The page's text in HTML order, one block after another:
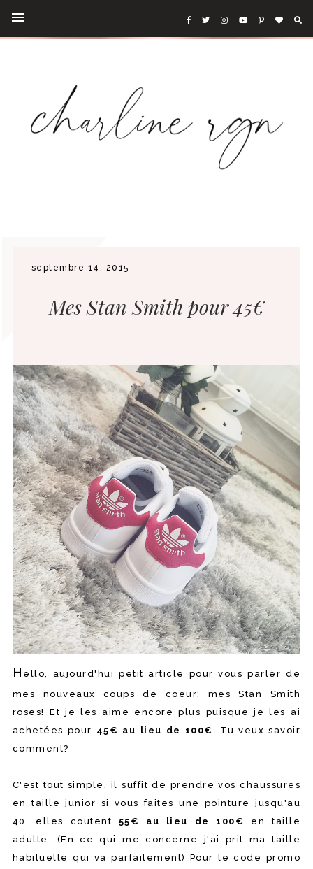
septembre 14, 2015
Mes Stan Smith pour 45€
H ello, aujourd'hui petit article pour vous parler de
mes nouveaux coups de coeur: mes Stan Smith
roses! Et je les aime encore plus puisque je les ai
achetées pour 45€ au lieu de 100€
. Tu veux savoir
comment?
C'est tout simple, il suffit de prendre vos chaussures
en taille junior si vous faites une pointure jusqu'au
40, elles coutent 55€ au lieu de 100€
en taille
adulte. (En ce qui me concerne j'ai prit ma taille
habituelle qui va parfaitement) Pour le code promo